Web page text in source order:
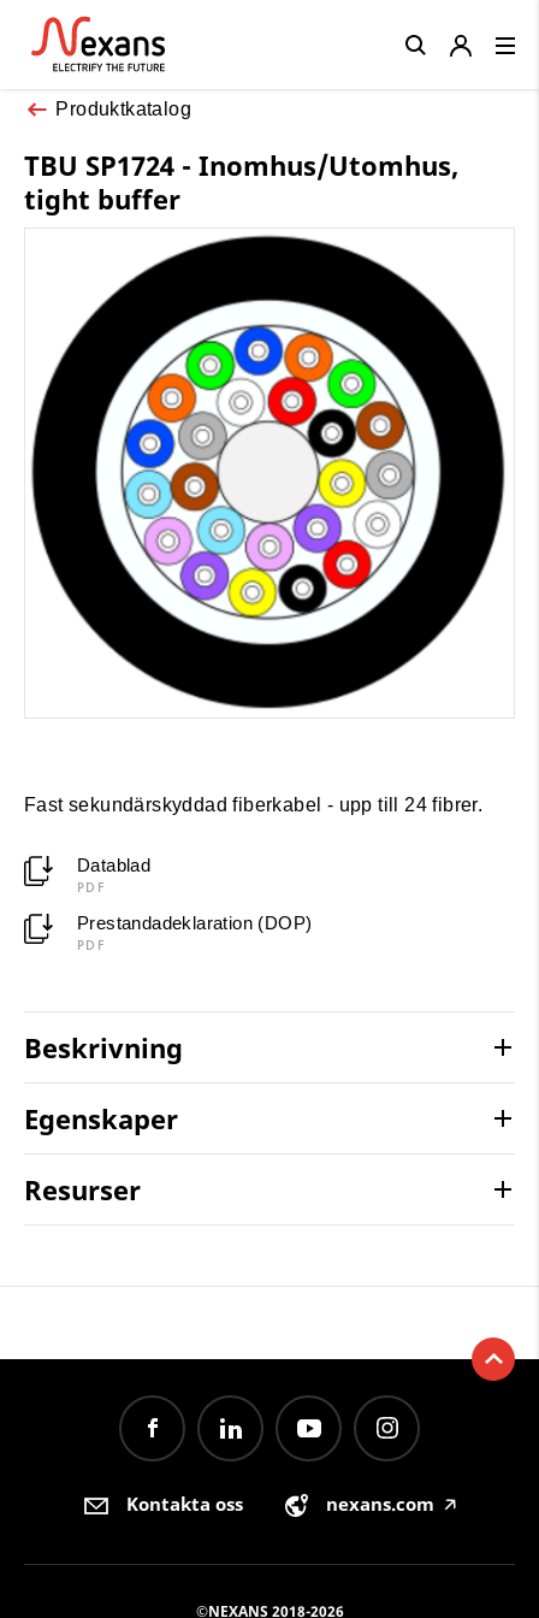
Produktkatalog
TBU SP1724 - Inomhus/Utomhus,
tight buffer
Fast sekundärskyddad fiberkabel - upp till 24 fibrer.
Datablad
PDF
Prestandadeklaration (DOP)
PDF
Beskrivning
Egenskaper
Resurser
Close
Kontakta oss nexans.com 🡥
©NEXANS 2018-2026